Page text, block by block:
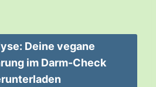
Deine vegane
im Darm-Check